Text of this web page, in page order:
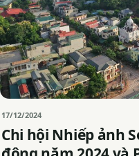
17/12/2024
Chi hội Nhiếp ảnh